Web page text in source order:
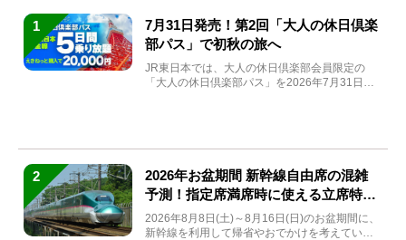
1
7月31日発売！第2回「大人の休日倶楽
部パス」で初秋の旅へ
JR東日本では、大人の休日倶楽部会員限定の
「大人の休日倶楽部パス」を2026年7月31日
2
2026年お盆期間 新幹線自由席の混雑
予測！指定席満席時に使える立席特急
券も解説
2026年8月8日(土)～8月16日(日)のお盆期間に、
新幹線を利用して帰省やおでかけを考えている